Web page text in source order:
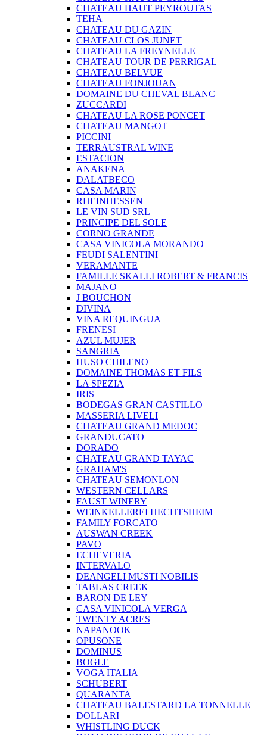
CHATEAU HAUT PEYROUTAS
TEHA
CHATEAU DU GAZIN
CHATEAU CLOS JUNET
CHATEAU LA FREYNELLE
CHATEAU TOUR DE PERRIGAL
CHATEAU BELVUE
CHATEAU FONJOUAN
DOMAINE DU CHEVAL BLANC
ZUCCARDI
CHATEAU LA ROSE PONCET
CHATEAU MANGOT
PICCINI
TERRAUSTRAL WINE
ESTACION
ANAKENA
DALATBECO
CASA MARIN
RHEINHESSEN
LE VIN SUD SRL
PRINCIPE DEL SOLE
CORNO GRANDE
CASA VINICOLA MORANDO
FEUDI SALENTINI
VERAMANTE
FAMILLE SKALLI ROBERT & FRANCIS
MAJANO
J BOUCHON
DIVINA
VINA REQUINGUA
FRENESI
AZUL MUJER
SANGRIA
HUSO CHILENO
DOMAINE THOMAS ET FILS
LA SPEZIA
IRIS
BODEGAS GRAN CASTILLO
MASSERIA LIVELI
CHATEAU GRAND MEDOC
GRANDUCATO
DORADO
CHATEAU GRAND TAYAC
GRAHAM'S
CHATEAU SEMONLON
WESTERN CELLARS
FAUST WINERY
WEINKELLEREI HECHTSHEIM
FAMILY FORCATO
AUSWAN CREEK
PAVO
ECHEVERIA
INTERVALO
DEANGELI MUSTI NOBILIS
TABLAS CREEK
BARON DE LEY
CASA VINICOLA VERGA
TWENTY ACRES
NAPANOOK
OPUSONE
DOMINUS
BOGLE
VOGA ITALIA
SCHUBERT
QUARANTA
CHATEAU BALESTARD LA TONNELLE
DOLLARI
WHISTLING DUCK